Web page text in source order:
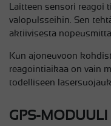
Laitteen sensori reagoi
valopulsseihin. Sen
aktiivisesta
Kun ajoneuvoon
reagointiaikaa on vain
todelliseen
GPS-